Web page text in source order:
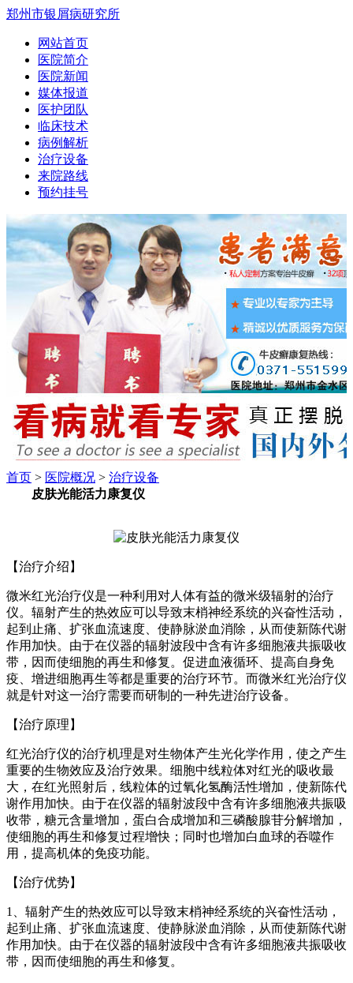
郑州市银屑病研究所
网站首页
医院简介
医院新闻
媒体报道
医护团队
临床技术
病例解析
治疗设备
来院路线
预约挂号
首页 > 医院概况 > 治疗设备
皮肤光能活力康复仪
【治疗介绍】
微米红光治疗仪是一种利用对人体有益的微米级辐射的治疗
仪。辐射产生的热效应可以导致末梢神经系统的兴奋性活动，
起到止痛、扩张血流速度、使静脉淤血消除，从而使新陈代谢
作用加快。由于在仪器的辐射波段中含有许多细胞液共振吸收
带，因而使细胞的再生和修复。促进血液循环、提高自身免
疫、增进细胞再生等都是重要的治疗环节。而微米红光治疗仪
就是针对这一治疗需要而研制的一种先进治疗设备。
【治疗原理】
红光治疗仪的治疗机理是对生物体产生光化学作用，使之产生
重要的生物效应及治疗效果。细胞中线粒体对红光的吸收最
大，在红光照射后，线粒体的过氧化氢酶活性增加，使新陈代
谢作用加快。由于在仪器的辐射波段中含有许多细胞液共振吸
收带，糖元含量增加，蛋白合成增加和三磷酸腺苷分解增加，
使细胞的再生和修复过程增快；同时也增加白血球的吞噬作
用，提高机体的免疫功能。
【治疗优势】
1、辐射产生的热效应可以导致末梢神经系统的兴奋性活动，
起到止痛、扩张血流速度、使静脉淤血消除，从而使新陈代谢
作用加快。由于在仪器的辐射波段中含有许多细胞液共振吸收
带，因而使细胞的再生和修复。